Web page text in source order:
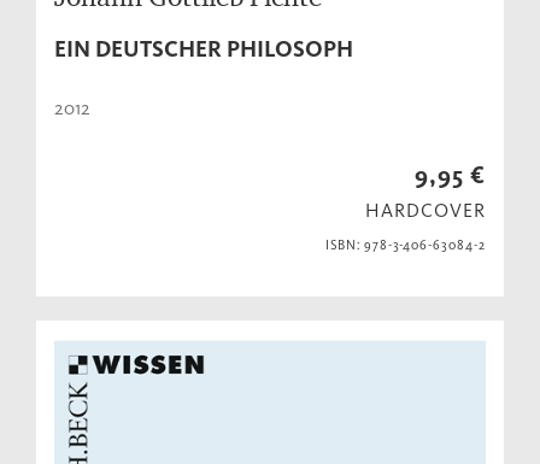
EIN DEUTSCHER PHILOSOPH
2012
9,95 €
HARDCOVER
ISBN: 978-3-406-63084-2